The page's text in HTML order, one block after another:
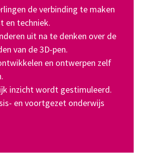
de verbinding te maken
en techniek.
uit na te denken over de
van de 3D-pen.
en ontwerpen zelf
inzicht wordt gestimuleerd.
en voortgezet onderwijs